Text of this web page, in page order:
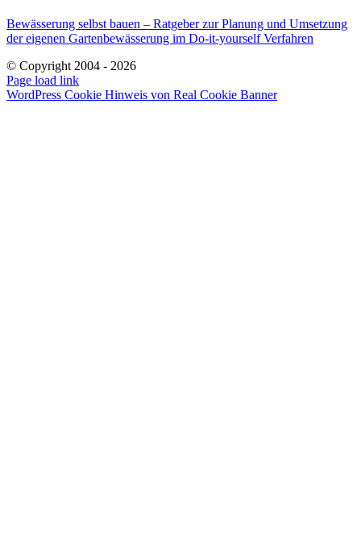
Bewässerung selbst bauen – Ratgeber zur Planung und Umsetzung
der eigenen Gartenbewässerung im Do-it-yourself Verfahren
© Copyright 2004 - 2026
E-
Mail
Page load link
WordPress Cookie Hinweis von Real Cookie Banner